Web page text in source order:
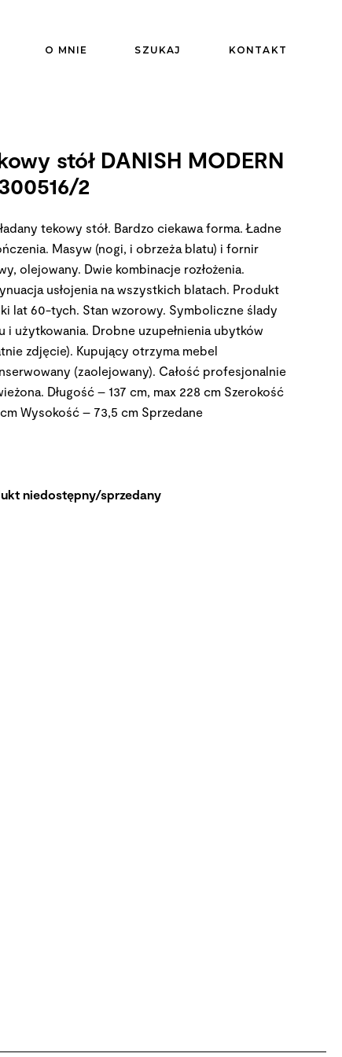
O MNIE SZUKAJ KONTAKT
stół DANISH MODERN
2
tekowy stół. Bardzo ciekawa forma. Ładne
Masyw (nogi, i obrzeża blatu) i fornir
olejowany. Dwie kombinacje rozłożenia.
usłojenia na wszystkich blatach. Produkt
lat 60-tych. Stan wzorowy. Symboliczne ślady
i użytkowania. Drobne uzupełnienia ubytków
zdjęcie). Kupujący otrzyma mebel
(zaolejowany). Całość profesjonalnie
Długość – 137 cm, max 228 cm Szerokość
Wysokość – 73,5 cm Sprzedane
niedostępny/sprzedany